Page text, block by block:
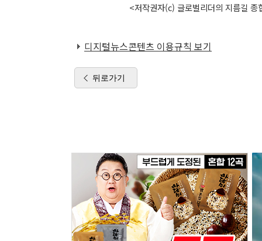
<저작권자(c) 글로벌리더의 지름길
디지털뉴스콘텐츠 이용규칙 보기
뒤로가기